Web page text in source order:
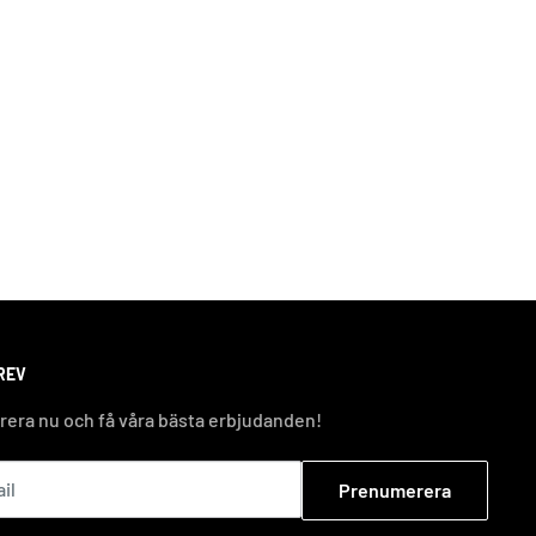
nu och få våra bästa erbjudanden!
Prenumerera